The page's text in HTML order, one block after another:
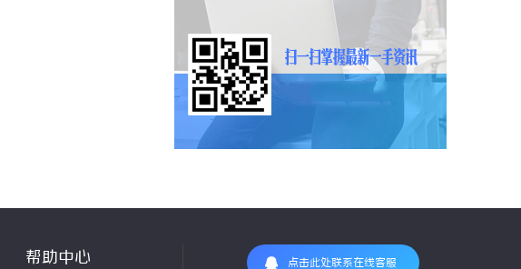
帮助中心 点击此处联系在线客服